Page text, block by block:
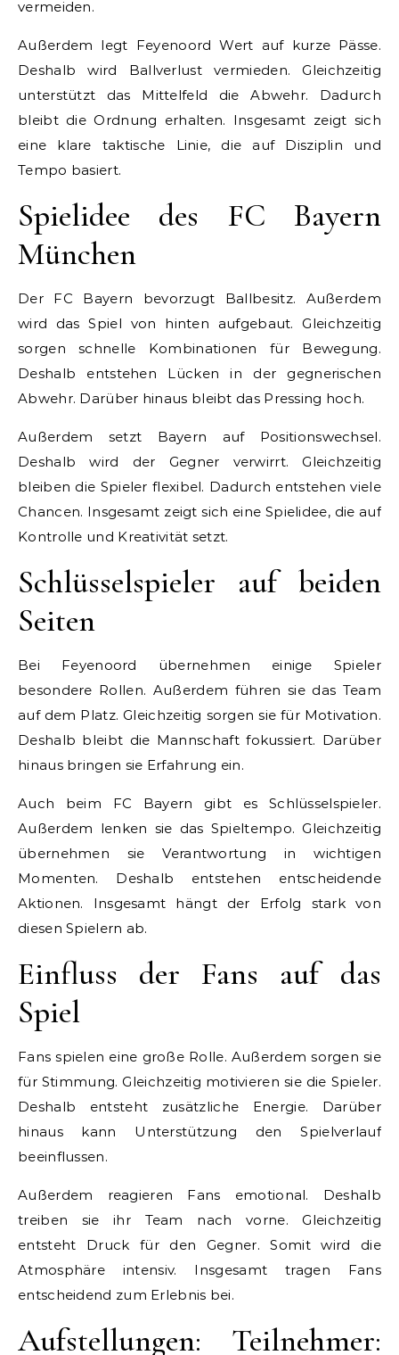
vermeiden.
Außerdem legt Feyenoord Wert auf kurze Pässe.
Deshalb wird Ballverlust vermieden. Gleichzeitig
unterstützt das Mittelfeld die Abwehr. Dadurch
bleibt die Ordnung erhalten. Insgesamt zeigt sich
eine klare taktische Linie, die auf Disziplin und
Tempo basiert.
Spielidee des FC Bayern
München
Der FC Bayern bevorzugt Ballbesitz. Außerdem
wird das Spiel von hinten aufgebaut. Gleichzeitig
sorgen schnelle Kombinationen für Bewegung.
Deshalb entstehen Lücken in der gegnerischen
Abwehr. Darüber hinaus bleibt das Pressing hoch.
Außerdem setzt Bayern auf Positionswechsel.
Deshalb wird der Gegner verwirrt. Gleichzeitig
bleiben die Spieler flexibel. Dadurch entstehen viele
Chancen. Insgesamt zeigt sich eine Spielidee, die auf
Kontrolle und Kreativität setzt.
Schlüsselspieler auf beiden
Seiten
Bei Feyenoord übernehmen einige Spieler
besondere Rollen. Außerdem führen sie das Team
auf dem Platz. Gleichzeitig sorgen sie für Motivation.
Deshalb bleibt die Mannschaft fokussiert. Darüber
hinaus bringen sie Erfahrung ein.
Auch beim FC Bayern gibt es Schlüsselspieler.
Außerdem lenken sie das Spieltempo. Gleichzeitig
übernehmen sie Verantwortung in wichtigen
Momenten. Deshalb entstehen entscheidende
Aktionen. Insgesamt hängt der Erfolg stark von
diesen Spielern ab.
Einfluss der Fans auf das
Spiel
Fans spielen eine große Rolle. Außerdem sorgen sie
für Stimmung. Gleichzeitig motivieren sie die Spieler.
Deshalb entsteht zusätzliche Energie. Darüber
hinaus kann Unterstützung den Spielverlauf
beeinflussen.
Außerdem reagieren Fans emotional. Deshalb
treiben sie ihr Team nach vorne. Gleichzeitig
entsteht Druck für den Gegner. Somit wird die
Atmosphäre intensiv. Insgesamt tragen Fans
entscheidend zum Erlebnis bei.
Aufstellungen: Teilnehmer: